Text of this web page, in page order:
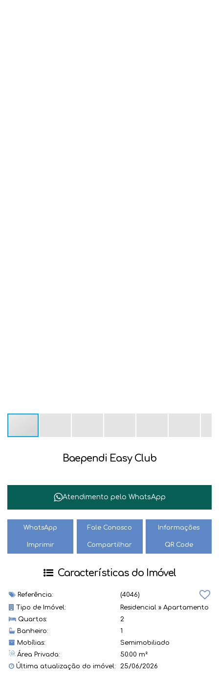
Baependi Easy Club
Atendimento pelo WhatsApp
WhatsApp Fale Conosco Informações
Imprimir Compartilhar QR Code
Características do Imóvel
Referência:
(4046)
Tipo de Imóvel:
Residencial » Apartamento
Quartos:
2
Banheiro:
1
Mobílias:
Semimobiliado
Área Privada:
50.00 m²
Última atualização do imóvel:
25/06/2026